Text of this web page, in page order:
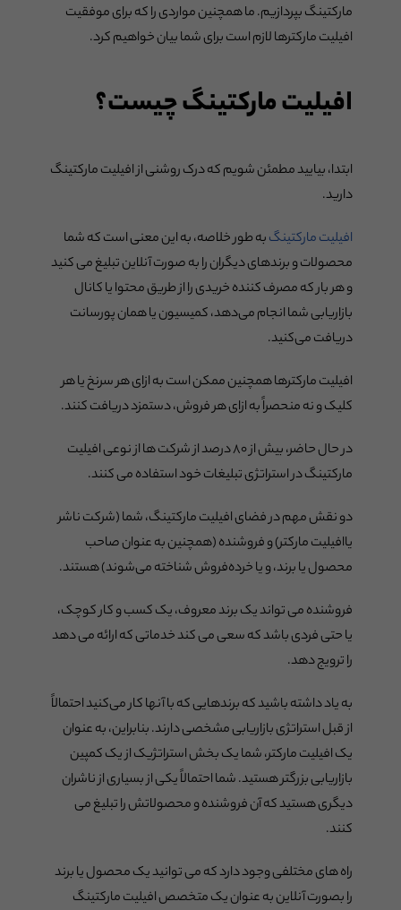
مارکتینگ بپردازیم. ما همچنین مواردی را که برای موفقیت
افیلیت مارکترها لازم است برای شما بیان خواهیم کرد.
افیلیت مارکتینگ چیست؟
ابتدا، بیایید مطمئن شویم که درک روشنی از افیلیت مارکتینگ
دارید.
افیلیت مارکتینگبه طور خلاصه، به این معنی است که شما
محصولات و برندهای دیگران را به صورت آنلاین تبلیغ می کنید
و هر بار که مصرف کننده خریدی را از طریق محتوا یا کانال
بازاریابی شما انجام می‌دهد، کمیسیون یا همان پورسانت
دریافت می‌کنید.
افیلیت مارکترها همچنین ممکن است به ازای هر سرنخ یا هر
کلیک و نه منحصراً به ازای هر فروش، دستمزد دریافت کنند.
در حال حاضر، بیش از ۸۰ درصد از شرکت ها از نوعی افیلیت
مارکتینگ در استراتژی تبلیغات خود استفاده می کنند.
دو نقش مهم در فضای افیلیت مارکتینگ، شما (شرکت ناشر
یاافیلیت مارکتر) و فروشنده (همچنین به عنوان صاحب
محصول یا برند، و یا خرده‌فروش شناخته می‌شوند) هستند.
فروشنده می تواند یک برند معروف، یک کسب و کار کوچک،
یا حتی فردی باشد که سعی می کند خدماتی که ارائه می دهد
را ترویج دهد.
به یاد داشته باشید که برندهایی که با آنها کار می‌کنید احتمالاً
از قبل استراتژی بازاریابی مشخصی دارند. بنابراین، به عنوان
یک افیلیت مارکتر، شما یک بخش استراتژیک از یک کمپین
بازاریابی بزرگتر هستید. شما احتمالاً یکی از بسیاری از ناشران
دیگری هستید که آن فروشنده و محصولاتش را تبلیغ می
کنند.
راه های مختلفی وجود دارد که می توانید یک محصول یا برند
را بصورت آنلاین به عنوان یک متخصص افیلیت مارکتینگ